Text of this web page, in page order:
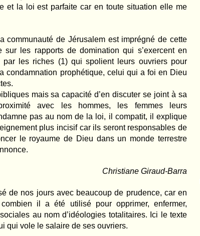
et la loi est parfaite car en toute situation elle me
communauté de Jérusalem est imprégné de cette
les rapports de domination qui s’exercent en
par les riches (1) qui spolient leurs ouvriers pour
condamnation prophétique, celui qui a foi en Dieu
mais sa capacité d’en discuter se joint à sa
avec les hommes, les femmes leurs
pas au nom de la loi, il compatit, il explique
plus incisif car ils seront responsables de
le royaume de Dieu dans un monde terrestre
Christiane Giraud-Barra
de nos jours avec beaucoup de prudence, car en
il a été utilisé pour opprimer, enfermer,
au nom d’idéologies totalitaires. Ici le texte
qui vole le salaire de ses ouvriers.